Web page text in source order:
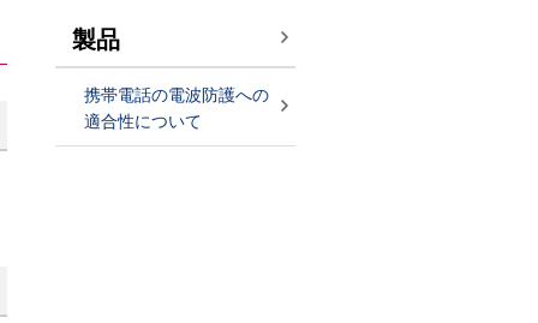
製品
携帯電話の電波防護への
適合性について